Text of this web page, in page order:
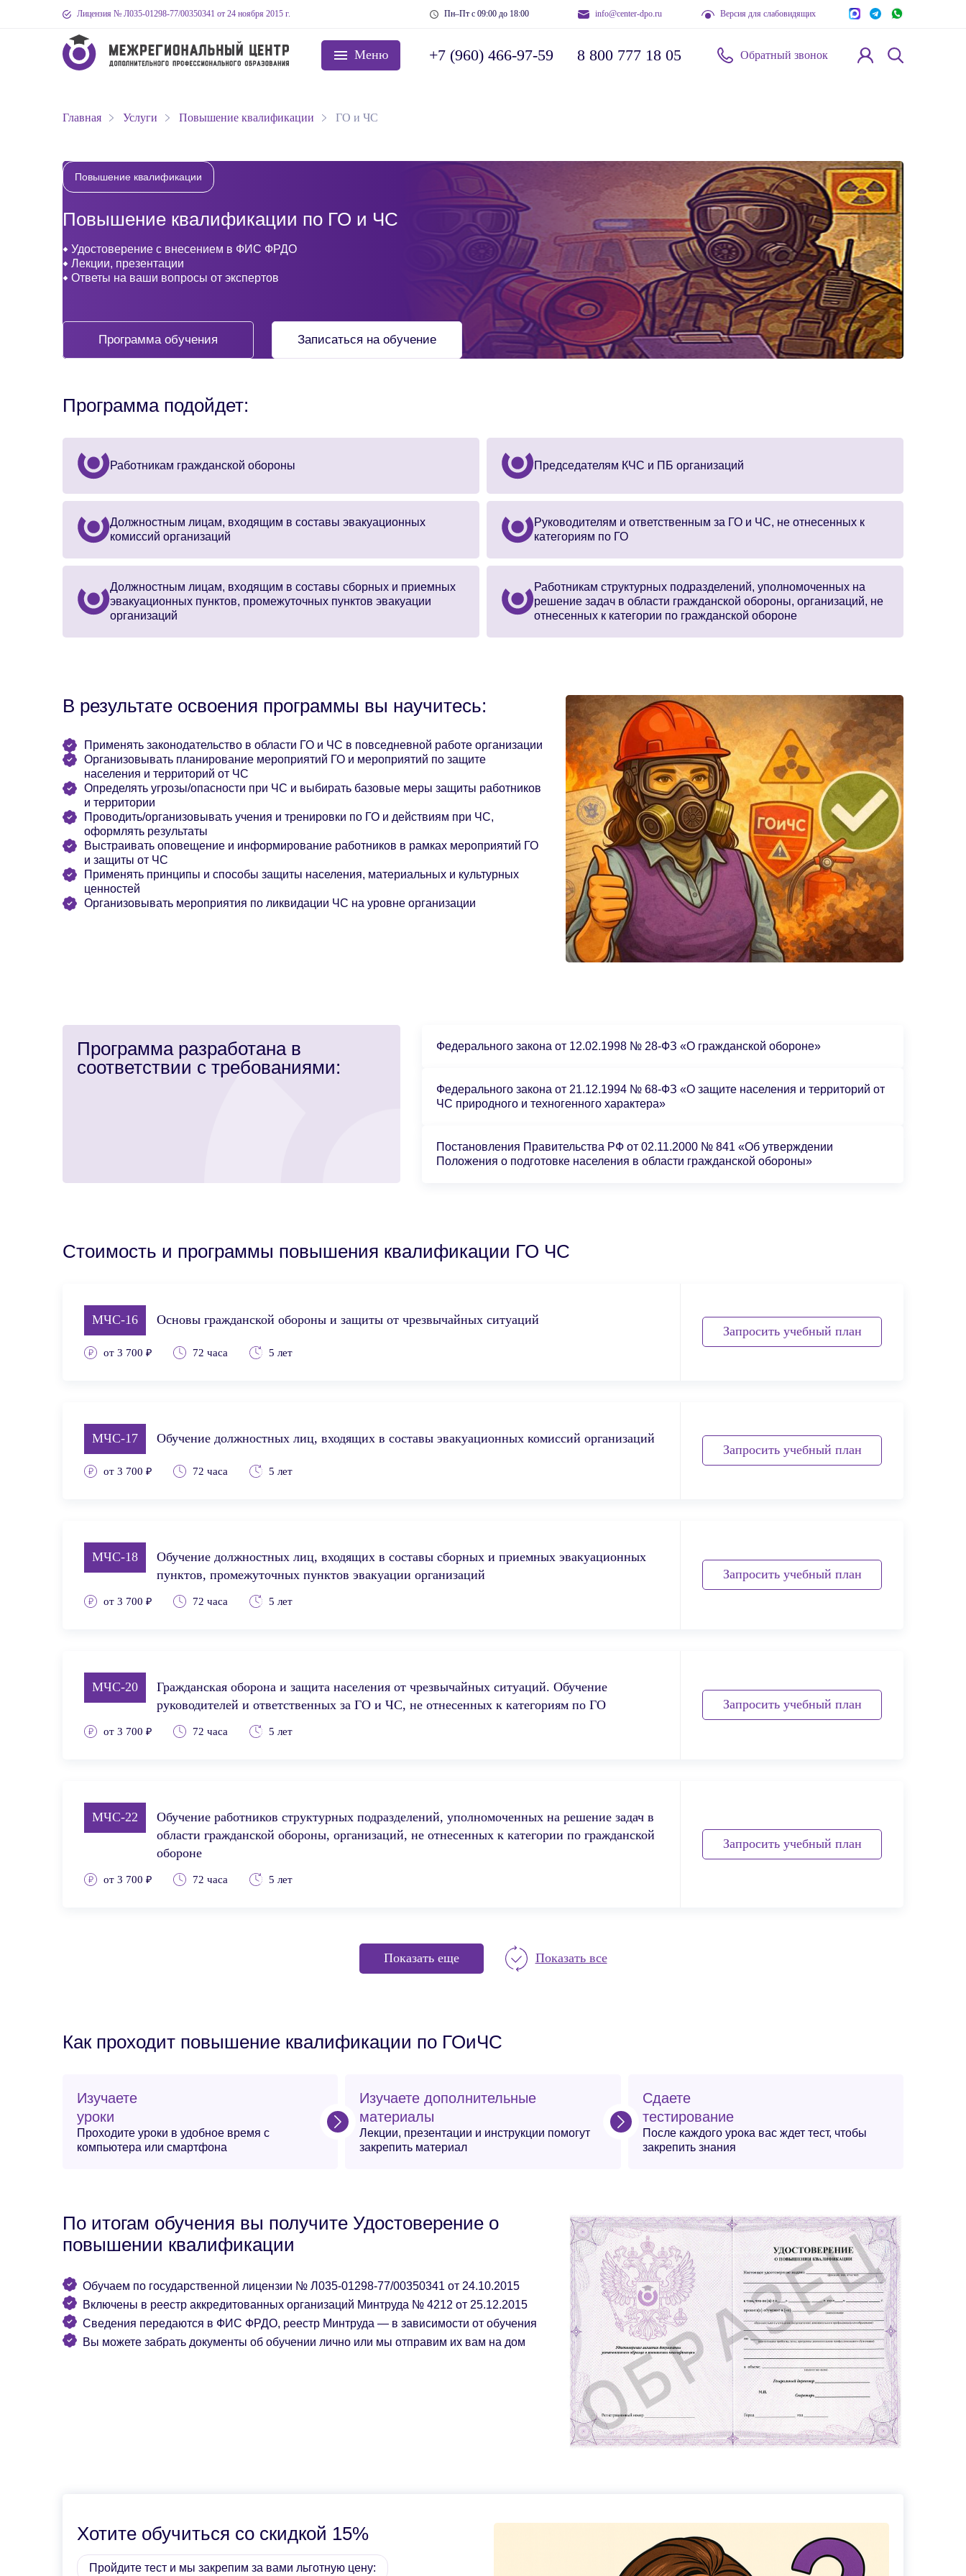
Лицензия № Л035-01298-77/00350341 от 24 ноября 2015 г. Пн–Пт с 09:00 до 18:00 info@center-dpo.ru Версия для слабовидящих
Меню +7 (960) 466-97-59 8 800 777 18 05 Обратный звонок
Главная Услуги Повышение квалификации ГО и ЧС
Повышение квалификации
Повышение квалификации по ГО и ЧС
Удостоверение с внесением в ФИС ФРДО
Лекции, презентации
Ответы на ваши вопросы от экспертов
Программа обучения Записаться на обучение
Программа подойдет:
Работникам гражданской обороны Председателям КЧС и ПБ организаций
Должностным лицам, входящим в составы эвакуационных
комиссий организаций
Руководителям и ответственным за ГО и ЧС, не отнесенных к
категориям по ГО
Должностным лицам, входящим в составы сборных и приемных
эвакуационных пунктов, промежуточных пунктов эвакуации
организаций
Работникам структурных подразделений, уполномоченных на
решение задач в области гражданской обороны, организаций, не
отнесенных к категории по гражданской обороне
В результате освоения программы вы научитесь:
Применять законодательство в области ГО и ЧС в повседневной работе организации
Организовывать планирование мероприятий ГО и мероприятий по защите
населения и территорий от ЧС
Определять угрозы/опасности при ЧС и выбирать базовые меры защиты работников
и территории
Проводить/организовывать учения и тренировки по ГО и действиям при ЧС,
оформлять результаты
Выстраивать оповещение и информирование работников в рамках мероприятий ГО
и защиты от ЧС
Применять принципы и способы защиты населения, материальных и культурных
ценностей
Организовывать мероприятия по ликвидации ЧС на уровне организации
Программа разработана в
соответствии с требованиями:
Федерального закона от 12.02.1998 № 28-ФЗ «О гражданской обороне»
Федерального закона от 21.12.1994 № 68-ФЗ «О защите населения и территорий от
ЧС природного и техногенного характера»
Постановления Правительства РФ от 02.11.2000 № 841 «Об утверждении
Положения о подготовке населения в области гражданской обороны»
Стоимость и программы повышения квалификации ГО ЧС
МЧС-16 Основы гражданской обороны и защиты от чрезвычайных ситуаций
от 3 700 ₽ 72 часа 5 лет
Запросить учебный план
МЧС-17 Обучение должностных лиц, входящих в составы эвакуационных комиссий организаций
от 3 700 ₽ 72 часа 5 лет
Запросить учебный план
МЧС-18
Обучение должностных лиц, входящих в составы сборных и приемных эвакуационных
пунктов, промежуточных пунктов эвакуации организаций
от 3 700 ₽ 72 часа 5 лет
Запросить учебный план
МЧС-20
Гражданская оборона и защита населения от чрезвычайных ситуаций. Обучение
руководителей и ответственных за ГО и ЧС, не отнесенных к категориям по ГО
от 3 700 ₽ 72 часа 5 лет
Запросить учебный план
МЧС-22
Обучение работников структурных подразделений, уполномоченных на решение задач в
области гражданской обороны, организаций, не отнесенных к категории по гражданской
обороне
от 3 700 ₽ 72 часа 5 лет
Запросить учебный план
Показать еще Показать все
Как проходит повышение квалификации по ГОиЧС
Изучаете
уроки
Проходите уроки в удобное время с
компьютера или смартфона
Изучаете дополнительные
материалы
Лекции, презентации и инструкции помогут
закрепить материал
Сдаете
тестирование
После каждого урока вас ждет тест, чтобы
закрепить знания
По итогам обучения вы получите Удостоверение о
повышении квалификации
Обучаем по государственной лицензии № Л035-01298-77/00350341 от 24.10.2015
Включены в реестр аккредитованных организаций Минтруда № 4212 от 25.12.2015
Сведения передаются в ФИС ФРДО, реестр Минтруда — в зависимости от обучения
Вы можете забрать документы об обучении лично или мы отправим их вам на дом
Хотите обучиться со скидкой 15%
Пройдите тест и мы закрепим за вами льготную цену: